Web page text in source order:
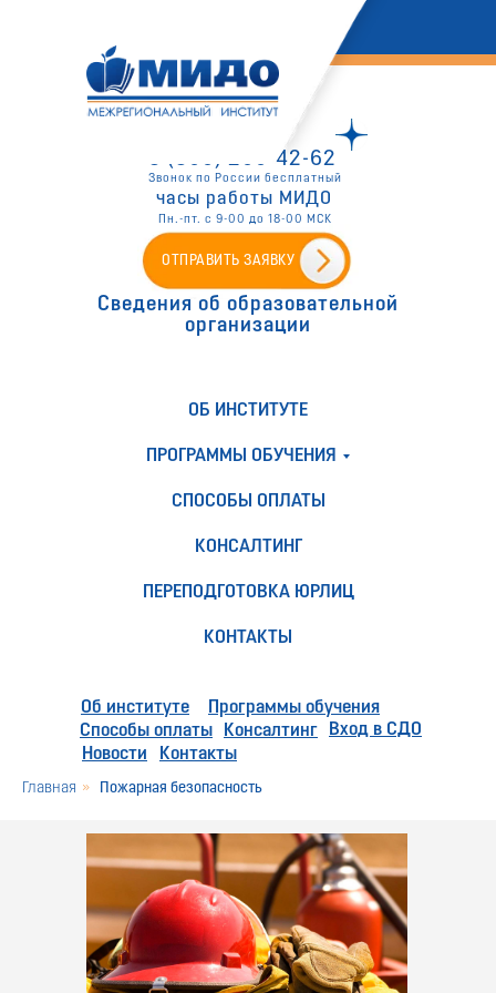
8 (800) 200-42-62
Звонок по России бесплатный
ОТПРАВИТЬ ЗАЯВКУ
часы работы МИДО
Пн.-пт. с 9-00 до 18-00 МСК
Сведения об образовательной
организации
ОБ ИНСТИТУТЕ
ПРОГРАММЫ ОБУЧЕНИЯ
СПОСОБЫ ОПЛАТЫ
КОНСАЛТИНГ
ПЕРЕПОДГОТОВКА ЮРЛИЦ
КОНТАКТЫ
Об институте
Программы обучения
Способы оплаты
Консалтинг
Новости
Вход в СДО
Контакты
Главная » Пожарная безопасность